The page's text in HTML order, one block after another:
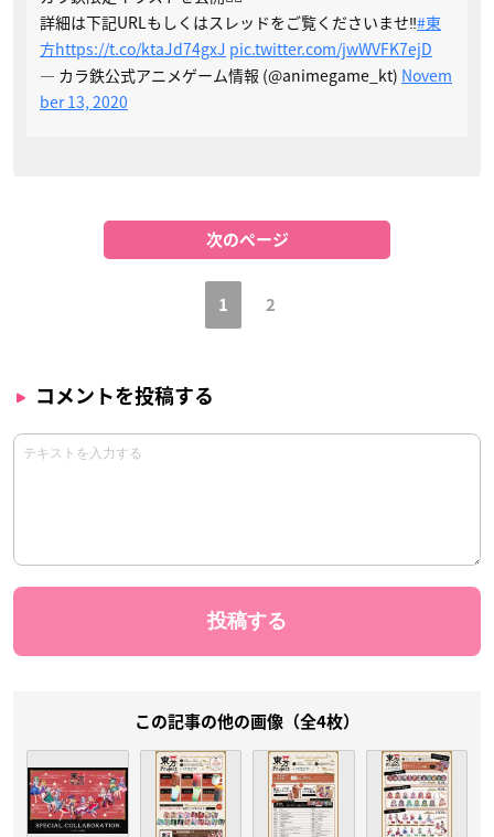
詳細は下記URLもしくはスレッドをご覧くださいませ‼️#東
方https://t.co/ktaJd74gxJ pic.twitter.com/jwWVFK7ejD
— カラ鉄公式アニメゲーム情報 (@animegame_kt) Novem
ber 13, 2020
次のページ
1 2
コメントを投稿する
この記事の他の画像（全4枚）